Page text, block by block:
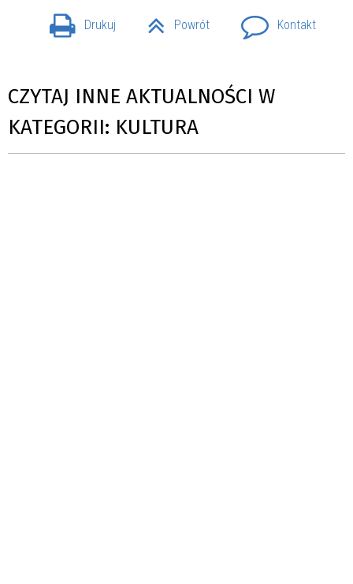
Drukuj Powrót Kontakt
CZYTAJ INNE AKTUALNOŚCI W
KATEGORII: KULTURA